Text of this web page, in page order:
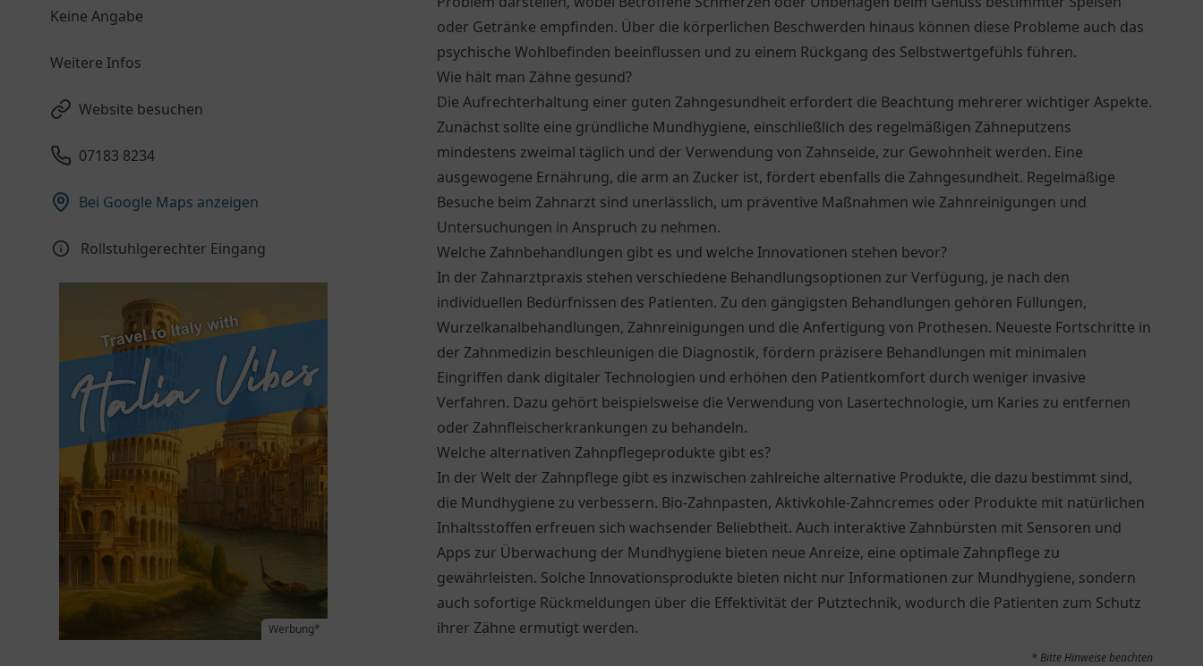
Keine Angabe
Weitere Infos
Website besuchen
07183 8234
Bei Google Maps anzeigen
Rollstuhlgerechter Eingang
Werbung*
oder Getränke empfinden. Über die körperlichen Beschwerden hinaus können diese Probleme auch das
psychische Wohlbefinden beeinflussen und zu einem Rückgang des Selbstwertgefühls führen.
Wie hält man Zähne gesund?
Die Aufrechterhaltung einer guten Zahngesundheit erfordert die Beachtung mehrerer wichtiger Aspekte.
Zunächst sollte eine gründliche Mundhygiene, einschließlich des regelmäßigen Zähneputzens
mindestens zweimal täglich und der Verwendung von Zahnseide, zur Gewohnheit werden. Eine
ausgewogene Ernährung, die arm an Zucker ist, fördert ebenfalls die Zahngesundheit. Regelmäßige
Besuche beim Zahnarzt sind unerlässlich, um präventive Maßnahmen wie Zahnreinigungen und
Untersuchungen in Anspruch zu nehmen.
Welche Zahnbehandlungen gibt es und welche Innovationen stehen bevor?
In der Zahnarztpraxis stehen verschiedene Behandlungsoptionen zur Verfügung, je nach den
individuellen Bedürfnissen des Patienten. Zu den gängigsten Behandlungen gehören Füllungen,
Wurzelkanalbehandlungen, Zahnreinigungen und die Anfertigung von Prothesen. Neueste Fortschritte in
der Zahnmedizin beschleunigen die Diagnostik, fördern präzisere Behandlungen mit minimalen
Eingriffen dank digitaler Technologien und erhöhen den Patientkomfort durch weniger invasive
Verfahren. Dazu gehört beispielsweise die Verwendung von Lasertechnologie, um Karies zu entfernen
oder Zahnfleischerkrankungen zu behandeln.
Welche alternativen Zahnpflegeprodukte gibt es?
In der Welt der Zahnpflege gibt es inzwischen zahlreiche alternative Produkte, die dazu bestimmt sind,
die Mundhygiene zu verbessern. Bio-Zahnpasten, Aktivkohle-Zahncremes oder Produkte mit natürlichen
Inhaltsstoffen erfreuen sich wachsender Beliebtheit. Auch interaktive Zahnbürsten mit Sensoren und
Apps zur Überwachung der Mundhygiene bieten neue Anreize, eine optimale Zahnpflege zu
gewährleisten. Solche Innovationsprodukte bieten nicht nur Informationen zur Mundhygiene, sondern
auch sofortige Rückmeldungen über die Effektivität der Putztechnik, wodurch die Patienten zum Schutz
ihrer Zähne ermutigt werden.
* Bitte Hinweise beachten